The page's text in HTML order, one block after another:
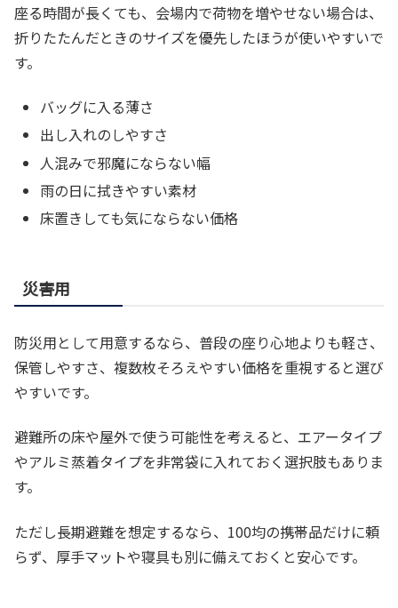
座る時間が長くても、会場内で荷物を増やせない場合は、
折りたたんだときのサイズを優先したほうが使いやすいで
す。
バッグに入る薄さ
出し入れのしやすさ
人混みで邪魔にならない幅
雨の日に拭きやすい素材
床置きしても気にならない価格
災害用
防災用として用意するなら、普段の座り心地よりも軽さ、
保管しやすさ、複数枚そろえやすい価格を重視すると選び
やすいです。
避難所の床や屋外で使う可能性を考えると、エアータイプ
やアルミ蒸着タイプを非常袋に入れておく選択肢もありま
す。
ただし長期避難を想定するなら、100均の携帯品だけに頼
らず、厚手マットや寝具も別に備えておくと安心です。